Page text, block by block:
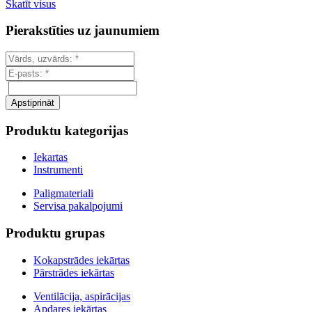
Skatīt visus
Pierakstīties uz jaunumiem
Produktu kategorijas
Iekartas
Instrumenti
Paligmateriali
Servisa pakalpojumi
Produktu grupas
Kokapstrādes iekārtas
Pārstrādes iekārtas
Ventilācija, aspirācijas
Apdares iekārtas